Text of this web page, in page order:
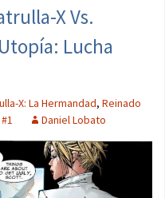
X Vs.
Lucha
X: La Hermandad, Reinado
Daniel Lobato